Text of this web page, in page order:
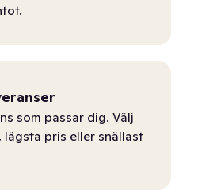
som passar dig. Välj
pris eller snällast